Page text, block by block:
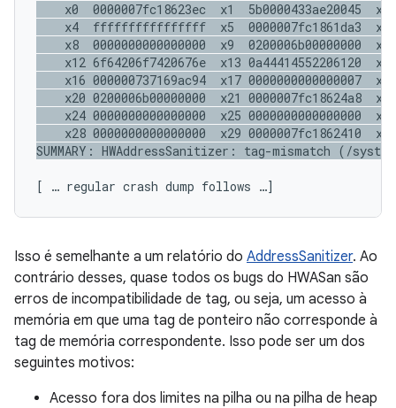
x0  0000007fc18623ec  x1  5b0000433ae20045
x4  ffffffffffffffff  x5  0000007fc1861da3
x8  0000000000000000  x9  0200006b00000000
x12 6f64206f7420676e  x13 0a44414552206120
x16 000000737169ac94  x17 0000000000000007
x20 0200006b00000000  x21 0000007fc18624a8
x24 0000000000000000  x25 0000000000000000
x28 0000000000000000  x29 0000007fc1862410
[ … regular crash dump follows …]
Isso é semelhante a um relatório do AddressSanitizer. Ao
contrário desses, quase todos os bugs do HWASan são
erros de incompatibilidade de tag, ou seja, um acesso à
memória em que uma tag de ponteiro não corresponde à
tag de memória correspondente. Isso pode ser um dos
seguintes motivos:
Acesso fora dos limites na pilha ou na pilha de heap